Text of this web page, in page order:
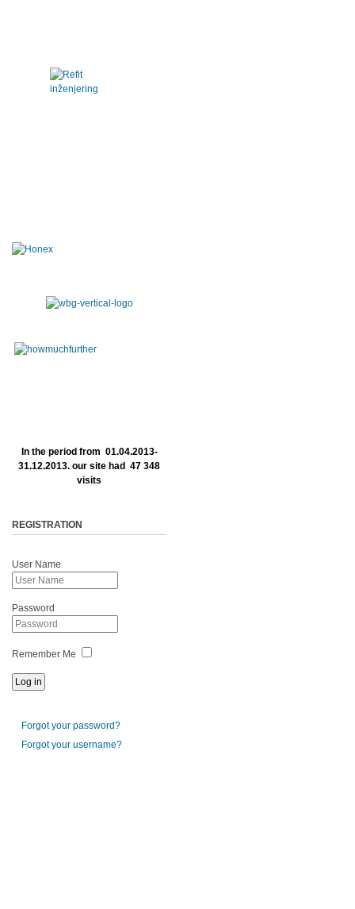
In the period from 01.04.2013-
31.12.2013. our site had 47 348
visits
REGISTRATION
User Name
Password
Remember Me
Forgot your password?
Forgot your username?